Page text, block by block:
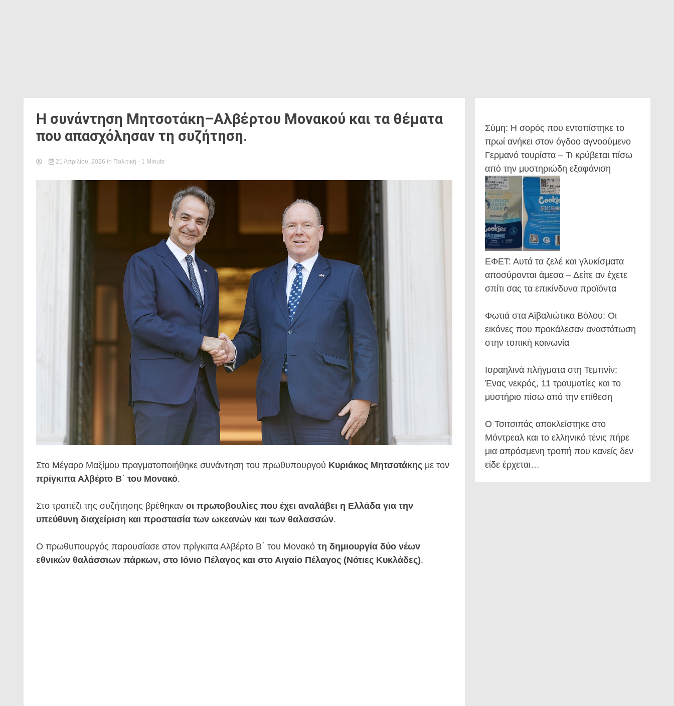
Η συνάντηση Μητσοτάκη–Αλβέρτου Μονακού και τα θέματα
που απασχόλησαν τη συζήτηση.
21 Απριλίου, 2026 in Πολιτική - 1 Minute
Στο Μέγαρο Μαξίμου πραγματοποιήθηκε συνάντηση του πρωθυπουργού Κυριάκος Μητσοτάκης με τον
πρίγκιπα Αλβέρτο Β΄ του Μονακό.
Στο τραπέζι της συζήτησης βρέθηκαν οι πρωτοβουλίες που έχει αναλάβει η Ελλάδα για την
υπεύθυνη διαχείριση και προστασία των ωκεανών και των θαλασσών.
Ο πρωθυπουργός παρουσίασε στον πρίγκιπα Αλβέρτο Β΄ του Μονακό τη δημιουργία δύο νέων
εθνικών θαλάσσιων πάρκων, στο Ιόνιο Πέλαγος και στο Αιγαίο Πέλαγος (Νότιες Κυκλάδες).
Σύμη: Η σορός που εντοπίστηκε το
πρωί ανήκει στον όγδοο αγνοούμενο
Γερμανό τουρίστα – Τι κρύβεται πίσω
από την μυστηριώδη εξαφάνιση
ΕΦΕΤ: Αυτά τα ζελέ και γλυκίσματα
αποσύρονται άμεσα – Δείτε αν έχετε
σπίτι σας τα επικίνδυνα προϊόντα
Φωτιά στα Αϊβαλιώτικα Βόλου: Οι
εικόνες που προκάλεσαν αναστάτωση
στην τοπική κοινωνία
Ισραηλινά πλήγματα στη Τεμπνίν:
Ένας νεκρός, 11 τραυματίες και το
μυστήριο πίσω από την επίθεση
Ο Τσιτσιπάς αποκλείστηκε στο
Μόντρεαλ και το ελληνικό τένις πήρε
μια απρόσμενη τροπή που κανείς δεν
είδε έρχεται…